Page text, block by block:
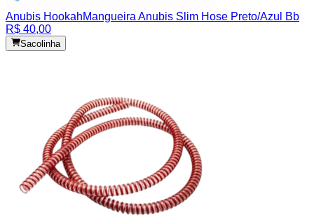
Anubis HookahMangueira Anubis Slim Hose Preto/Azul Bb
R$ 40,00
Sacolinha